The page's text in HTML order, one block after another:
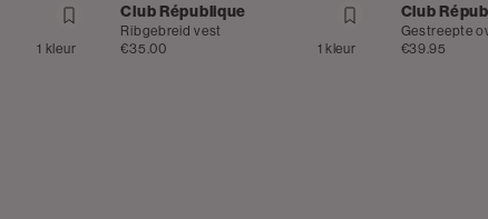
1 kleur
Club République
Ribgebreid vest
€35.00
1 kleur
Club
€39.95